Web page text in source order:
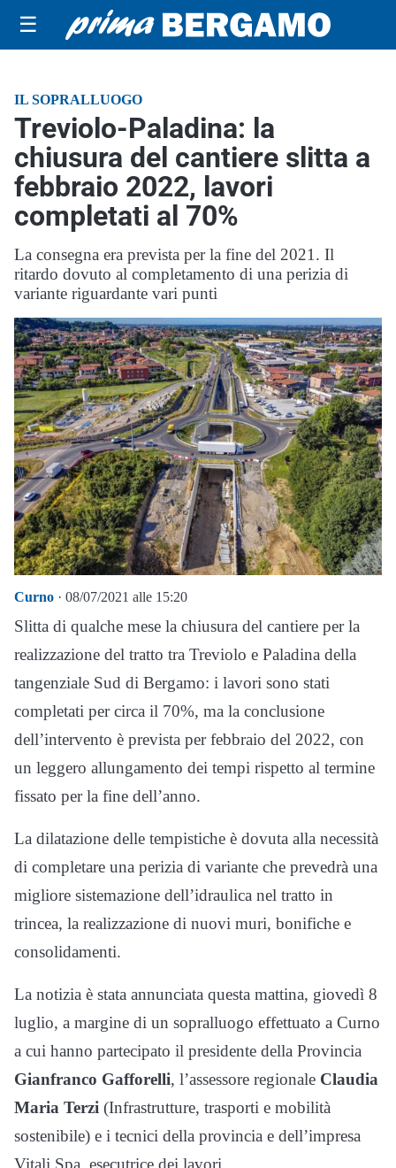
☰
IL SOPRALLUOGO
Treviolo-Paladina: la
chiusura del cantiere slitta a
febbraio 2022, lavori
completati al 70%
La consegna era prevista per la fine del 2021. Il
ritardo dovuto al completamento di una perizia di
variante riguardante vari punti
Curno · 08/07/2021 alle 15:20
Slitta di qualche mese la chiusura del cantiere per la
realizzazione del tratto tra Treviolo e Paladina della
tangenziale Sud di Bergamo: i lavori sono stati
completati per circa il 70%, ma la conclusione
dell’intervento è prevista per febbraio del 2022, con
un leggero allungamento dei tempi rispetto al termine
fissato per la fine dell’anno.
La dilatazione delle tempistiche è dovuta alla necessità
di completare una perizia di variante che prevedrà una
migliore sistemazione dell’idraulica nel tratto in
trincea, la realizzazione di nuovi muri, bonifiche e
consolidamenti.
La notizia è stata annunciata questa mattina, giovedì 8
luglio, a margine di un sopralluogo effettuato a Curno
a cui hanno partecipato il presidente della Provincia
Gianfranco Gafforelli, l’assessore regionale Claudia
Maria Terzi (Infrastrutture, trasporti e mobilità
sostenibile) e i tecnici della provincia e dell’impresa
Vitali Spa, esecutrice dei lavori.